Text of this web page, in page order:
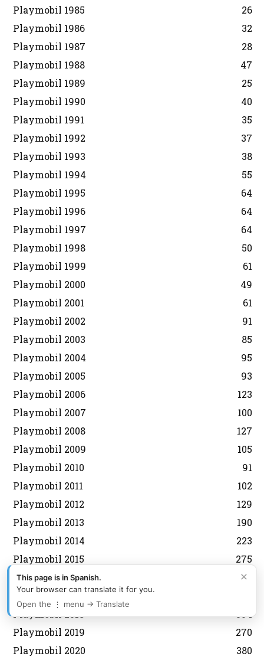
Playmobil 1985
26
Playmobil 1986
32
Playmobil 1987
28
Playmobil 1988
47
Playmobil 1989
25
Playmobil 1990
40
Playmobil 1991
35
Playmobil 1992
37
Playmobil 1993
38
Playmobil 1994
55
Playmobil 1995
64
Playmobil 1996
64
Playmobil 1997
64
Playmobil 1998
50
Playmobil 1999
61
Playmobil 2000
49
Playmobil 2001
61
Playmobil 2002
91
Playmobil 2003
85
Playmobil 2004
95
Playmobil 2005
93
Playmobil 2006
123
Playmobil 2007
100
Playmobil 2008
127
Playmobil 2009
105
Playmobil 2010
91
Playmobil 2011
102
Playmobil 2012
129
Playmobil 2013
190
Playmobil 2014
223
Playmobil 2015
275
Playmobil 2016
472
Playmobil 2017
Playmobil 2018
304
Playmobil 2019
270
Playmobil 2020
380
×
This page is in Spanish.
Your browser can translate it for you.
Open the ⋮ menu → Translate